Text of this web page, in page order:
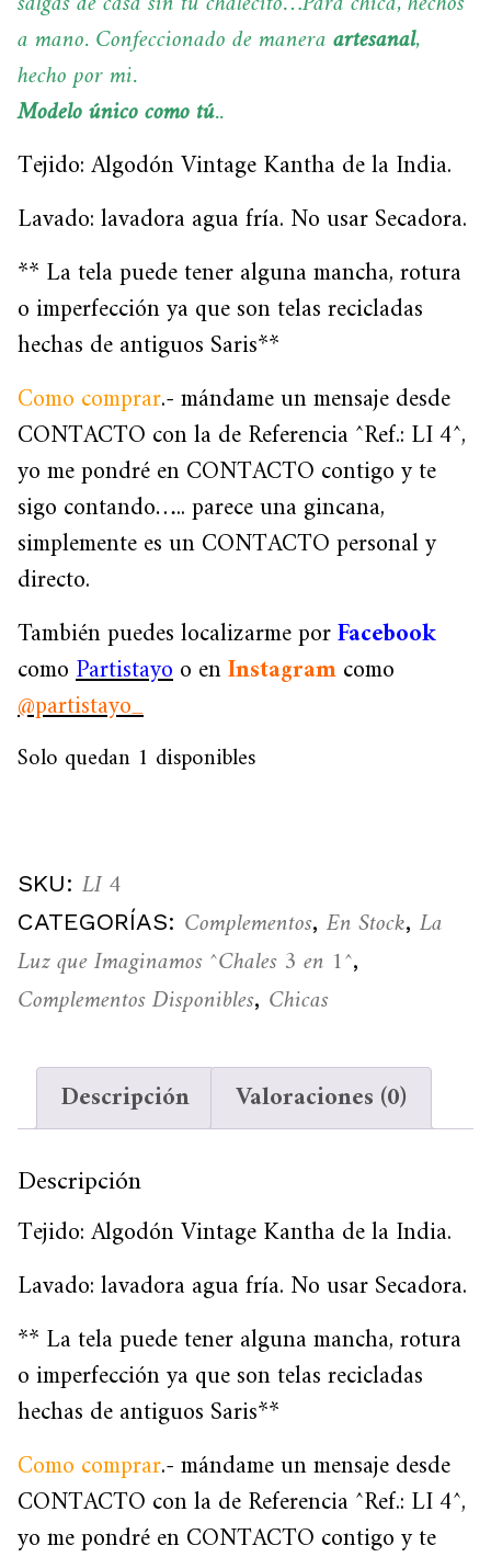
a mano. Confeccionado de maneraartesanal,
hecho por mi.
Modelo único como tú..
Tejido: Algodón Vintage Kantha de la India.
Lavado: lavadora agua fría. No usar Secadora.
** La tela puede tener alguna mancha, rotura
o imperfección ya que son telas recicladas
hechas de antiguos Saris**
Como comprar.- mándame un mensaje desde
CONTACTO con la de Referencia ^Ref.: LI 4^,
yo me pondré en CONTACTO contigo y te
sigo contando….. parece una gincana,
simplemente es un CONTACTO personal y
directo.
También puedes localizarme porFacebook
comoPartistayoo enInstagramcomo
@partistayo_
Solo quedan 1 disponibles
SKU: LI 4
CATEGORÍAS: Complementos, En Stock, La
Luz que Imaginamos ^Chales 3 en 1^,
Complementos Disponibles, Chicas
Descripción Valoraciones (0)
Descripción
Tejido: Algodón Vintage Kantha de la India.
Lavado: lavadora agua fría. No usar Secadora.
** La tela puede tener alguna mancha, rotura
o imperfección ya que son telas recicladas
hechas de antiguos Saris**
Como comprar.- mándame un mensaje desde
CONTACTO con la de Referencia ^Ref.: LI 4^,
yo me pondré en CONTACTO contigo y te